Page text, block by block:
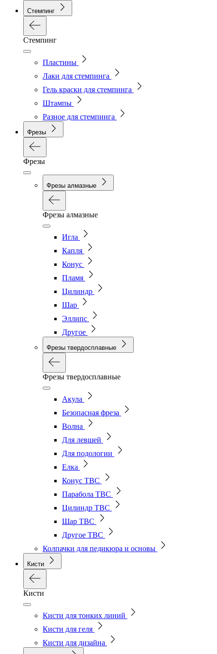
Стемпинг
Стемпинг
Пластины
Лаки для стемпинга
Гель краски для стемпинга
Штампы
Разное для стемпинга
Фрезы
Фрезы
Фрезы алмазные
Фрезы алмазные
Игла
Капля
Конус
Пламя
Цилиндр
Шар
Эллипс
Другое
Фрезы твердосплавные
Фрезы твердосплавные
Акула
Безопасная фреза
Волна
Для левшей
Для подологии
Елка
Конус ТВС
Парабола ТВС
Цилиндр ТВС
Шар ТВС
Другое ТВС
Колпачки для педикюра и основы
Кисти
Кисти
Кисти для тонких линий
Кисти для геля
Кисти для дизайна